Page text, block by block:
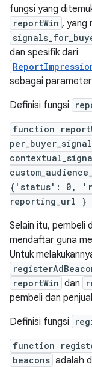
fungsi yang
reportWin , yang
dan spesifik dari
sebagai
Definisi fungsi
function
{'status': 0,
reporting_url
Selain itu, pembeli
mendaftar guna
Untuk
reportWin dan
pembeli dan
Definisi fungsi
function
beacons adalah